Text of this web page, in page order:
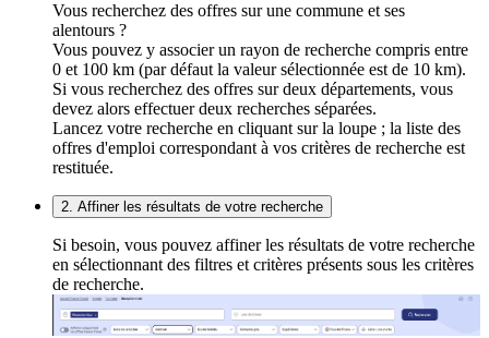
Vous recherchez des offres sur une commune et ses
alentours ?
Vous pouvez y associer un rayon de recherche compris entre
0 et 100 km (par défaut la valeur sélectionnée est de 10 km).
Si vous recherchez des offres sur deux départements, vous
devez alors effectuer deux recherches séparées.
Lancez votre recherche en cliquant sur la loupe ; la liste des
offres d'emploi correspondant à vos critères de recherche est
restituée.
2. Affiner les résultats de votre recherche
Si besoin, vous pouvez affiner les résultats de votre recherche
en sélectionnant des filtres et critères présents sous les critères
de recherche.